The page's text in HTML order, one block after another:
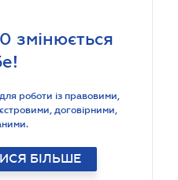
змінюється
роботи із правовими,
договірними,
БІЛЬШЕ